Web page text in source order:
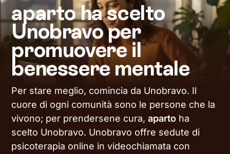
aparto ha scelto
Unobravo per
promuovere il
benessere mentale
Per stare meglio, comincia da Unobravo. Il
cuore di ogni comunità sono le persone che la
vivono; per prendersene cura,aparto ha
scelto Unobravo. Unobravo offre sedute di
psicoterapia online in videochiamata con